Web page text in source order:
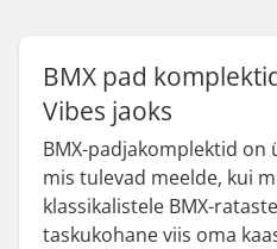
BMX pad
Vibes jaoks
BMX-padjakomplektid on
mis tulevad meelde, kui
klassikalistele BMX-
taskukohane viis oma